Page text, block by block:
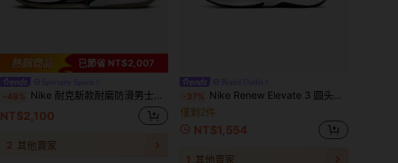
已節省 NT$2,007
-49% Nike 耐克新款耐磨防滑男士中帮篮球鞋，JORDAN LUKA 3 舒适轻便缓震运动篮球鞋，多色拼接户外休闲篮球鞋，时尚新款 FQ1285-100
NT$2,100
2 其他賣家
-37% Nike Renew Elevate 3 圆头系带低帮篮球鞋，男女通用，黑色和粉色
僅剩2件
NT$1,554
1 其他賣家